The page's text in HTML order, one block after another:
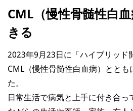
CML（慢性骨髄性白
きる
2023年9月23日に「ハイブリッド
CML（慢性骨髄性白血病）とと
た。
日常生活で病気と上手に付き合